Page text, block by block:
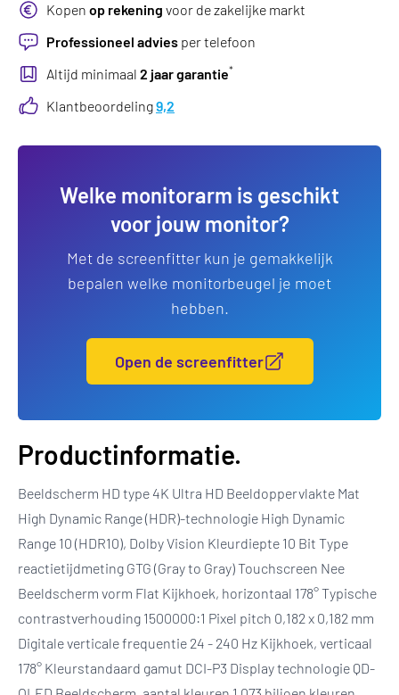
Kopen op rekening voor de zakelijke markt
Professioneel advies per telefoon
Altijd minimaal 2 jaar garantie*
Klantbeoordeling9,2
Welke monitorarm is geschikt
voor jouw monitor?
Met de screenfitter kun je gemakkelijk
bepalen welke monitorbeugel je moet
hebben.
Open de screenfitter
Productinformatie.
Beeldscherm HD type 4K Ultra HD Beeldoppervlakte Mat
High Dynamic Range (HDR)-technologie High Dynamic
Range 10 (HDR10), Dolby Vision Kleurdiepte 10 Bit Type
reactietijdmeting GTG (Gray to Gray) Touchscreen Nee
Beeldscherm vorm Flat Kijkhoek, horizontaal 178° Typische
contrastverhouding 1500000:1 Pixel pitch 0,182 x 0,182 mm
Digitale verticale frequentie 24 - 240 Hz Kijkhoek, verticaal
178° Kleurstandaard gamut DCI-P3 Display technologie QD-